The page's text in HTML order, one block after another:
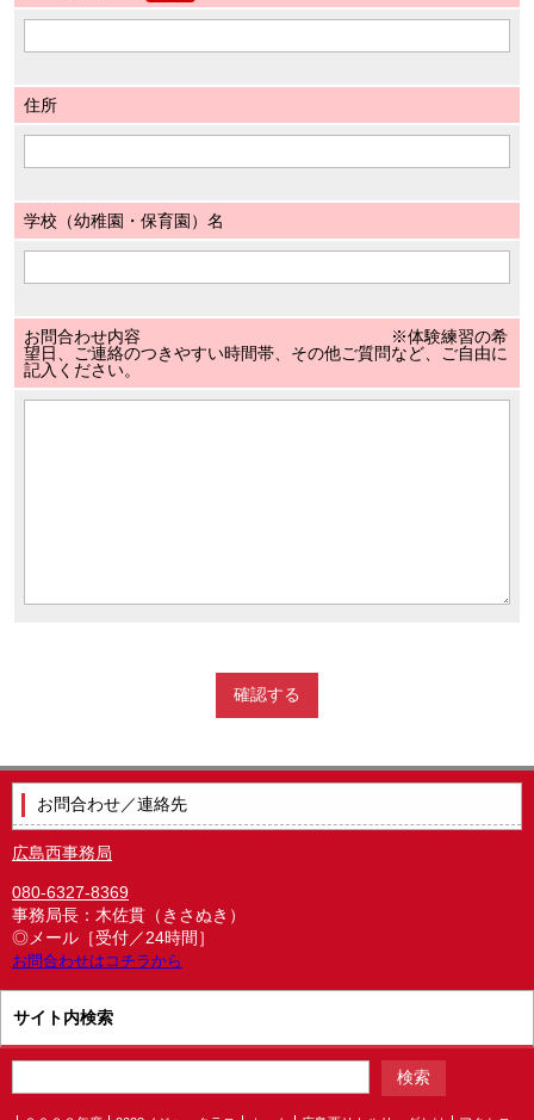
住所
学校（幼稚園・保育園）名
お問合わせ内容 ※体験練習の希
望日、ご連絡のつきやすい時間帯、その他ご質問など、ご自由に
記入ください。
お問合わせ／連絡先
広島西事務局
080-6327-8369
事務局長：木佐貫（きさぬき）
◎メール［受付／24時間］
お問合わせはコチラから
サイト内検索